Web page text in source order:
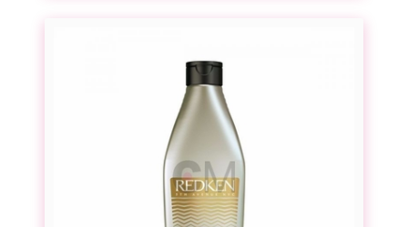
c
c
a
i
l
n
d
i
o
n